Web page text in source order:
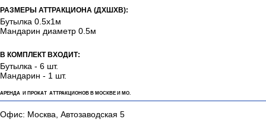
Аренда аттракциона Новогодний боулинг
РАЗМЕРЫ АТТРАКЦИОНА (ДХШХВ):
Бутылка 0.5х1м
Мандарин диаметр 0.5м